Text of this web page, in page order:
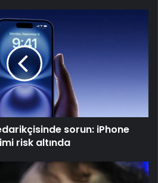
sorun: iPhone
risk altında